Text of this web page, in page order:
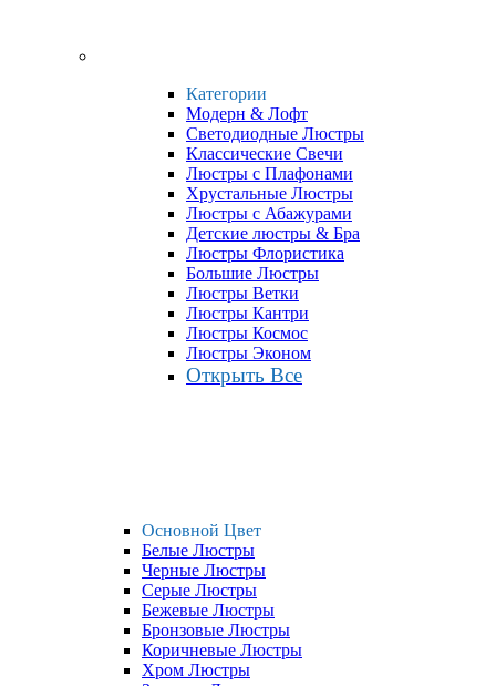
Категории
Модерн & Лофт
Светодиодные Люстры
Классические Свечи
Люстры с Плафонами
Хрустальные Люстры
Люстры с Абажурами
Детские люстры & Бра
Люстры Флористика
Большие Люстры
Люстры Ветки
Люстры Кантри
Люстры Космос
Люстры Эконом
Открыть Все
Основной Цвет
Белые Люстры
Черные Люстры
Серые Люстры
Бежевые Люстры
Бронзовые Люстры
Коричневые Люстры
Хром Люстры